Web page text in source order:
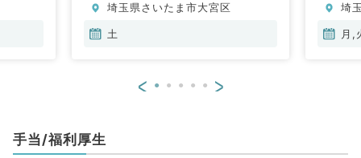
内科、血液内科、膠原病科
埼玉県さいたま市大宮区
土
埼
月,
< >
手当/福利厚生